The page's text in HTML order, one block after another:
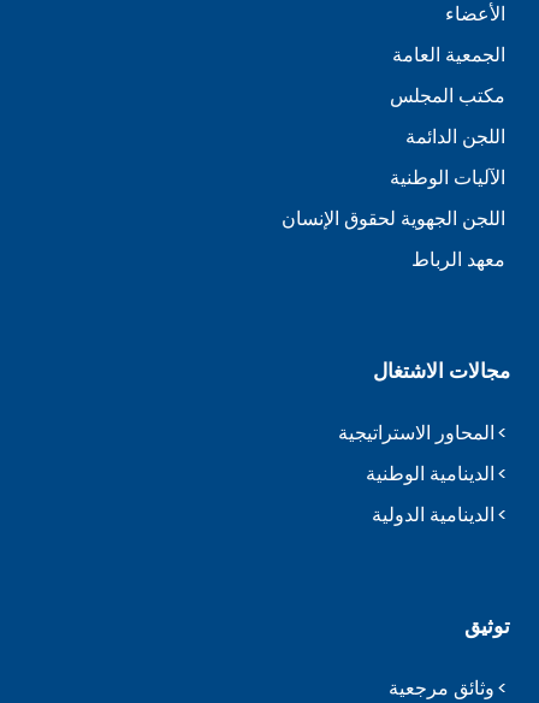
الأعضاء
الجمعية العامة
مكتب المجلس
اللجن الدائمة
الآليات الوطنية
اللجن الجهوية لحقوق الإنسان
معهد الرباط
مجالات الاشتغال
المحاور الاستراتيجية
الدينامية الوطنية
الدينامية الدولية
توثيق
وثائق مرجعية